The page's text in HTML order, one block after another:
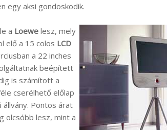
egy aksi gondoskodik.
a Loewe lesz, mely
elő a 15 colos LCD
a 22 inches
beépített
is számított a
cserélhető előlap
állvány. Pontos árat
olcsóbb lesz, mint a